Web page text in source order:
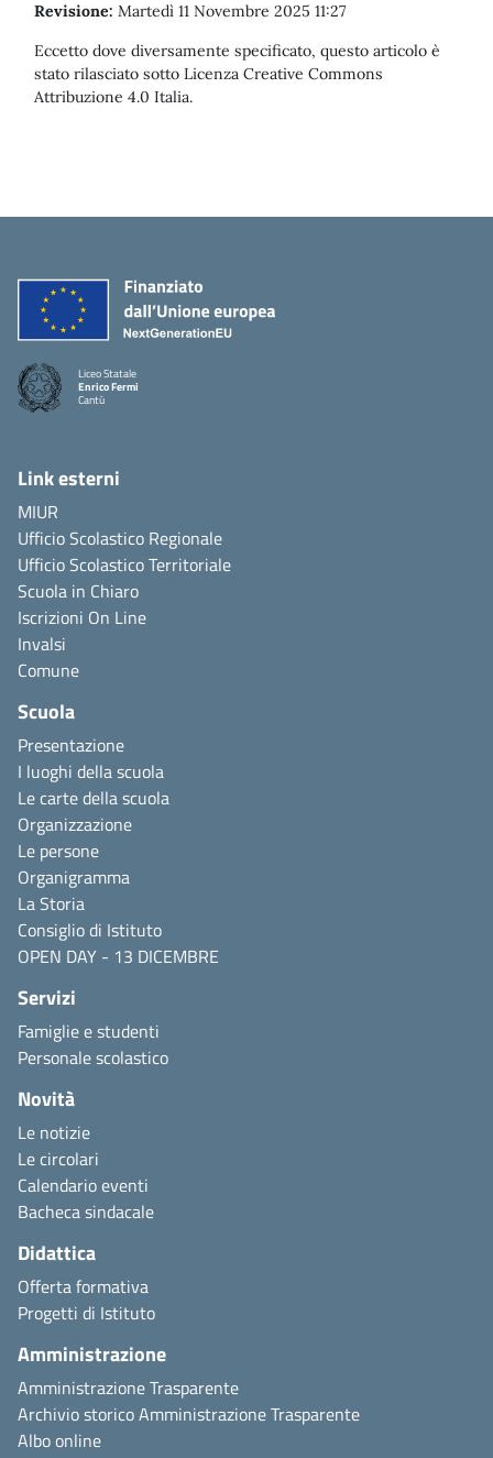
Revisione: Martedì 11 Novembre 2025 11:27
Eccetto dove diversamente specificato, questo articolo è
stato rilasciato sotto Licenza Creative Commons
Attribuzione 4.0 Italia.
Liceo Statale
Enrico Fermi
Cantù
Link esterni
MIUR
Ufficio Scolastico Regionale
Ufficio Scolastico Territoriale
Scuola in Chiaro
Iscrizioni On Line
Invalsi
Comune
Scuola
Presentazione
I luoghi della scuola
Le carte della scuola
Organizzazione
Le persone
Organigramma
La Storia
Consiglio di Istituto
OPEN DAY - 13 DICEMBRE
Servizi
Famiglie e studenti
Personale scolastico
Novità
Le notizie
Le circolari
Calendario eventi
Bacheca sindacale
Didattica
Offerta formativa
Progetti di Istituto
Amministrazione
Amministrazione Trasparente
Archivio storico Amministrazione Trasparente
Albo online